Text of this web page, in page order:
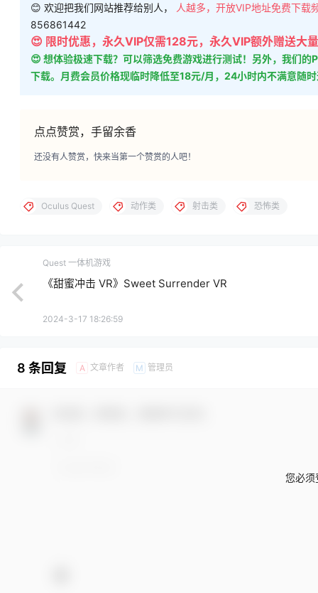
😊 欢迎把我们网站推荐给别人，
人越多，开放VIP地址免费下载
856861442
😍 限时优惠，永久VIP仅需128元，永久VIP额外赠送大
😍 想体验极速下载？可以筛选免费游戏进行测试！另外，我们
下载。月费会员价格现临时降低至18元/月，24小时内不满意随
点点赞赏，手留余香
还没有人赞赏，快来当第一个赞赏的人吧！
Oculus Quest 动作类 射击类 恐怖类
Quest 一体机游戏
《甜蜜冲击 VR》Sweet Surrender VR
2024-3-17 18:26:59
8 条回复 A 文章作者 M 管理员
您必须